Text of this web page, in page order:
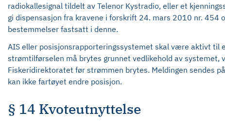
radiokallesignal tildelt av Telenor Kystradio, eller et
gi dispensasjon fra kravene i forskrift 24. mars 2010 nr.
bestemmelser fastsatt i denne.
AIS eller posisjonsrapporteringssystemet skal være aktivt
strømtilførselen må brytes grunnet vedlikehold av systemet,
Fiskeridirektoratet før strømmen brytes. Meldingen sendes
kan ikke fartøyet endre posisjon.
§ 14 Kvoteutnyttelse